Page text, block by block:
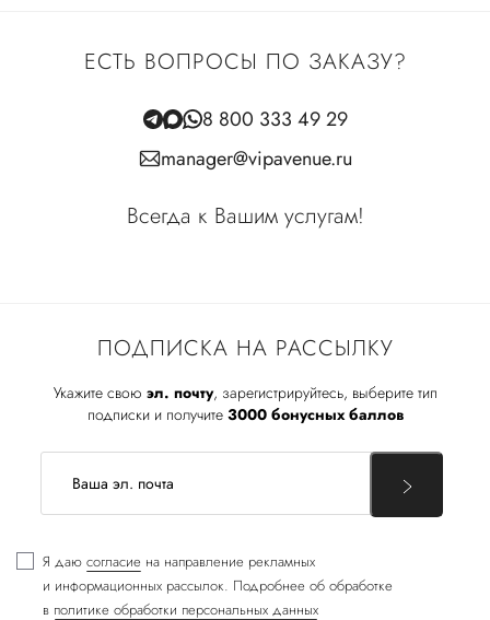
ПОДПИСКА НА РАССЫЛКУ
Укажите свою эл. почту, зарегистрируйтесь, выберите тип
подписки и получите 3000 бонусных баллов
Я даю согласие на направление рекламных
и информационных рассылок. Подробнее об обработке
в политике обработки персональных данных
ЕСТЬ ВОПРОСЫ ПО ЗАКАЗУ?
8 800 333 49 29
manager@vipavenue.ru
Всегда к Вашим услугам!